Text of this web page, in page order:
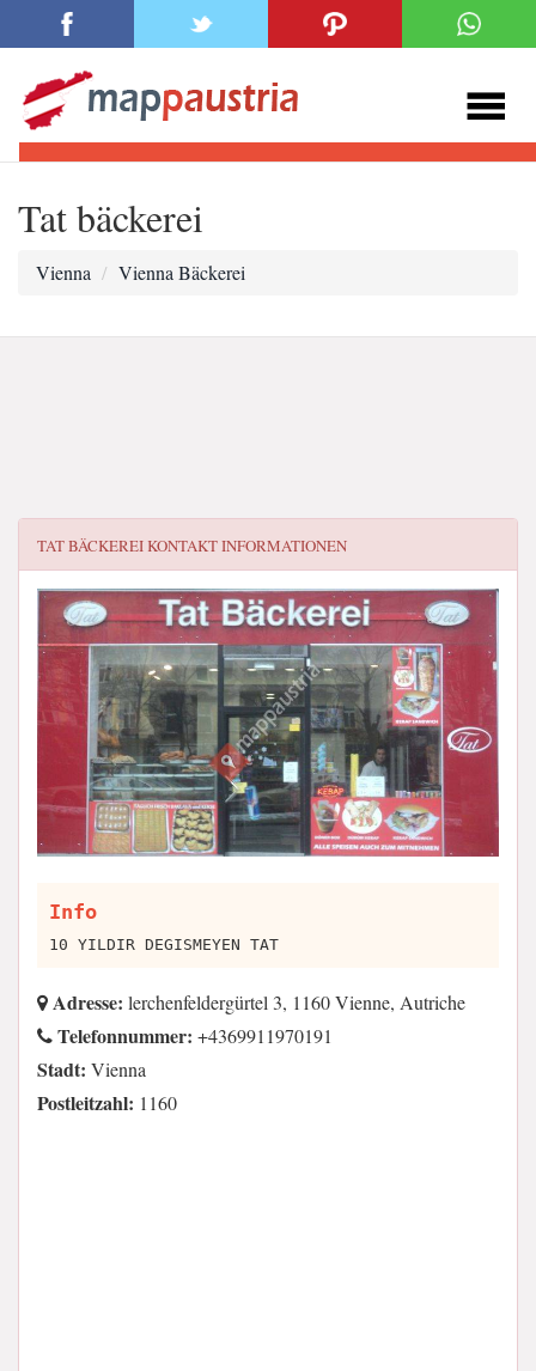
Tat bäckerei
Vienna Vienna Bäckerei
TAT BÄCKEREIKONTAKT INFORMATIONEN
Info
10 YILDIR DEGISMEYEN TAT
Adresse: lerchenfeldergürtel 3, 1160 Vienne, Autriche
Telefonnummer: +4369911970191
Stadt: Vienna
Postleitzahl: 1160